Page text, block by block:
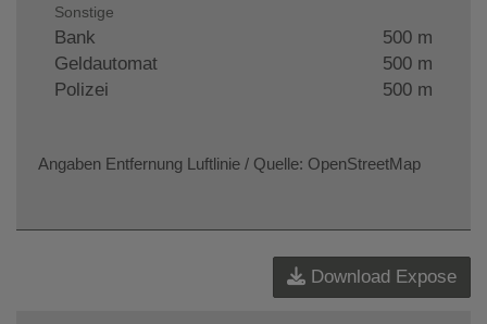
Sonstige
Bank
500 m
Geldautomat
500 m
Polizei
500 m
Angaben Entfernung Luftlinie / Quelle: OpenStreetMap
Download Expose